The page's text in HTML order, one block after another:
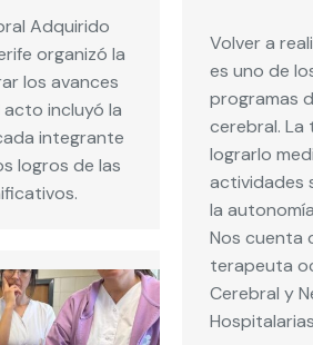
Adquirido
organizó la
los avances
acto incluyó la
integrante
logros de las
Volver a
es uno de
programas
cerebral.
lograrlo
actividades
la
Nos cuenta
terapeuta
Cerebral y